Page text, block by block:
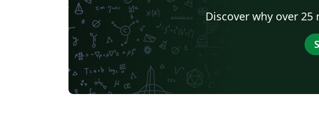
Discover why over